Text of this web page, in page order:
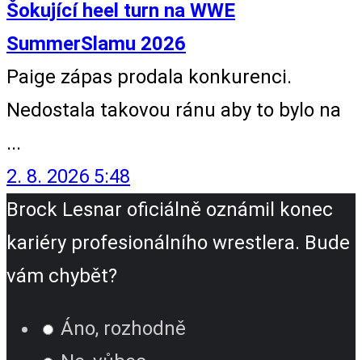
Šokující heel turn na WWE
SummerSlamu 2026
Paige zápas prodala konkurenci.
Nedostala takovou ránu aby to bylo na
...
2. 8. 2026 5:48
Brock Lesnar oficiálně oznámil konec
kariéry profesionálního wrestlera. Bude
vám chybět?
Áno, rozhodně